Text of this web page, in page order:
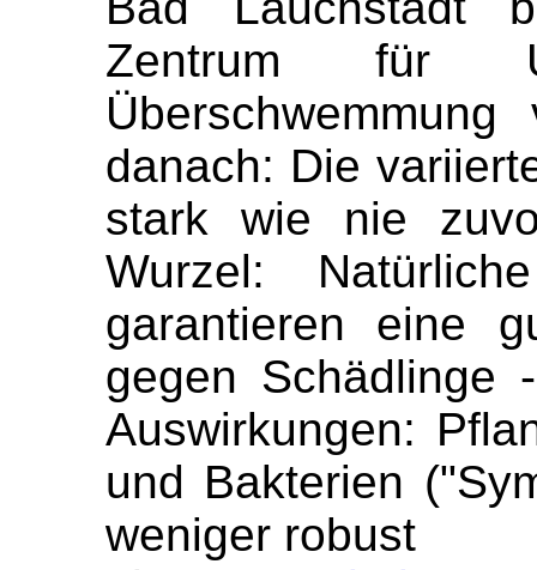
Zentrum für
danach: Die
stark wie nie
Wurzel:
garantieren eine
gegen Schädlinge
Auswirkungen:
und Bakterien
weniger robust